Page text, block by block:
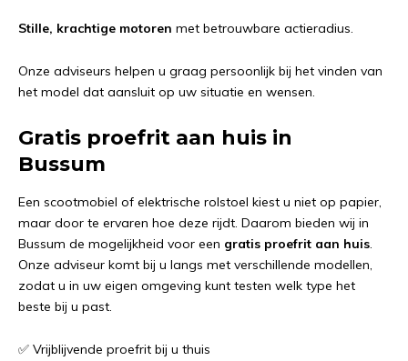
Stille, krachtige motoren met betrouwbare actieradius.
Onze adviseurs helpen u graag persoonlijk bij het vinden van
het model dat aansluit op uw situatie en wensen.
Gratis proefrit aan huis in
Bussum
Een scootmobiel of elektrische rolstoel kiest u niet op papier,
maar door te ervaren hoe deze rijdt. Daarom bieden wij in
Bussum de mogelijkheid voor een gratis proefrit aan huis.
Onze adviseur komt bij u langs met verschillende modellen,
zodat u in uw eigen omgeving kunt testen welk type het
beste bij u past.
✅ Vrijblijvende proefrit bij u thuis